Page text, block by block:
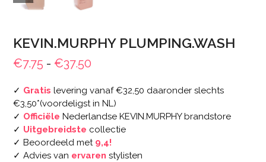
KEVIN.MURPHY PLUMPING.WASH
€7.75 - €37.50
tot
€37.50
✓ Gratis levering vanaf €32,50 daaronder slechts
€3,50*(voordeligst in NL)
✓ Officiële Nederlandse KEVIN.MURPHY brandstore
✓ Uitgebreidste collectie
✓ Beoordeeld met 9,4!
✓ Advies van ervaren stylisten